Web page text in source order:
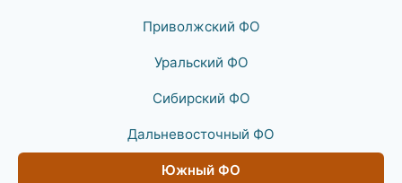
Приволжский ФО
Уральский ФО
Сибирский ФО
Дальневосточный ФО
Южный ФО